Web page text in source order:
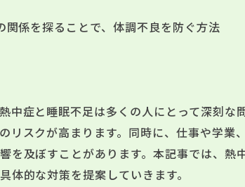
係を探ることで、体調不良を防ぐ方法
中症と睡眠不足は多くの人にとって深刻
リスクが高まります。同時に、仕事や学
を及ぼすことがあります。本記事では、
体的な対策を提案していきます。